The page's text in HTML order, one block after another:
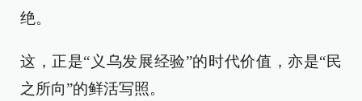
绝。
这，正是“义乌发展经验”的时代价值，亦是“民
之所向”的鲜活写照。